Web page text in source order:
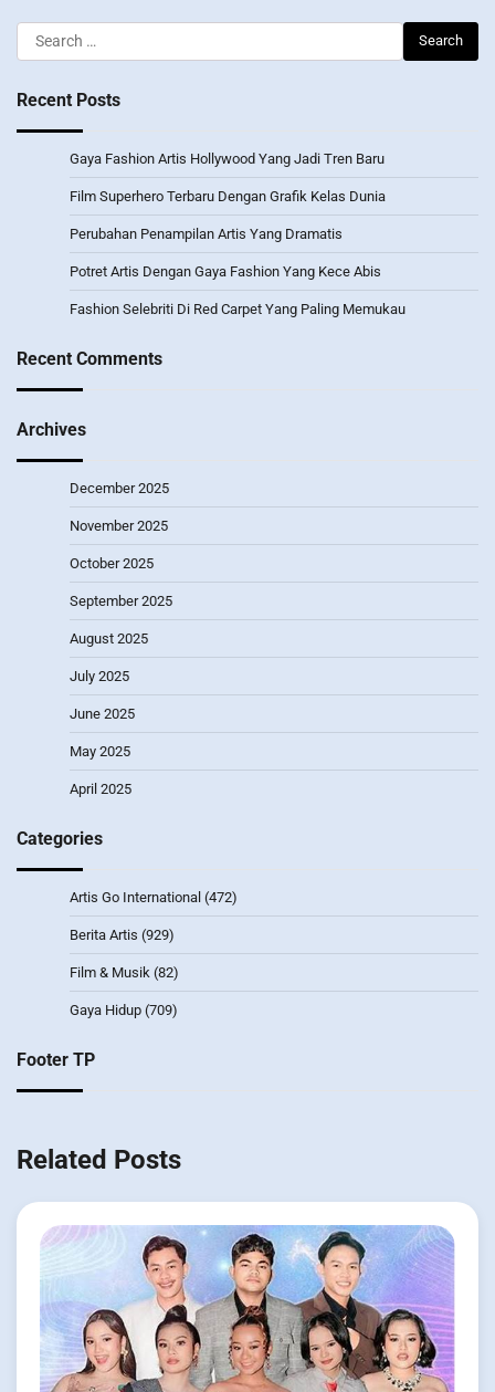
Search
for:
Recent Posts
Gaya Fashion Artis Hollywood Yang Jadi Tren Baru
Film Superhero Terbaru Dengan Grafik Kelas Dunia
Perubahan Penampilan Artis Yang Dramatis
Potret Artis Dengan Gaya Fashion Yang Kece Abis
Fashion Selebriti Di Red Carpet Yang Paling Memukau
Recent Comments
Archives
December 2025
November 2025
October 2025
September 2025
August 2025
July 2025
June 2025
May 2025
April 2025
Categories
Artis Go International (472)
Berita Artis (929)
Film & Musik (82)
Gaya Hidup (709)
Footer TP
Related Posts